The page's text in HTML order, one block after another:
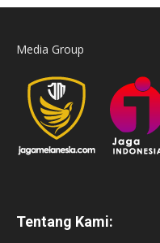
Media Group
Tentang Kami: